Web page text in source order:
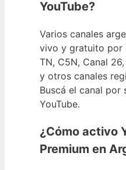
YouTube?
Varios canales
vivo y gratuito por
TN, C5N, Canal
y otros canales
Buscá el canal por
YouTube.
¿Cómo activo
Premium en